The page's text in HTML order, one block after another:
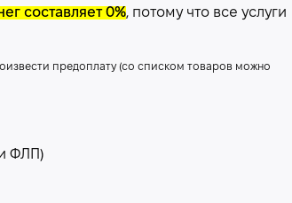
составляет 0%, потому что все услуги
предоплату (со списком товаров можно
ФЛП)